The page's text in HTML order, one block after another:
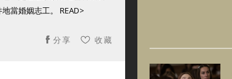
當婚姻志工。 READ>
收藏
分享